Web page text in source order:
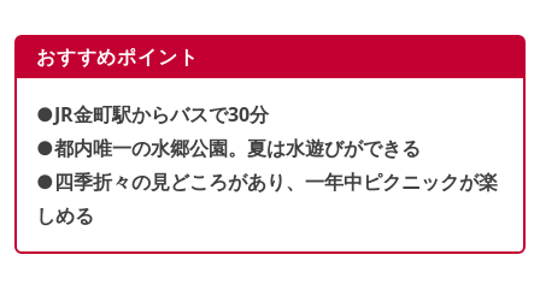
おすすめポイント
●JR金町駅からバスで30分
●都内唯一の水郷公園。夏は水遊びができる
●四季折々の見どころがあり、一年中ピクニックが楽
しめる